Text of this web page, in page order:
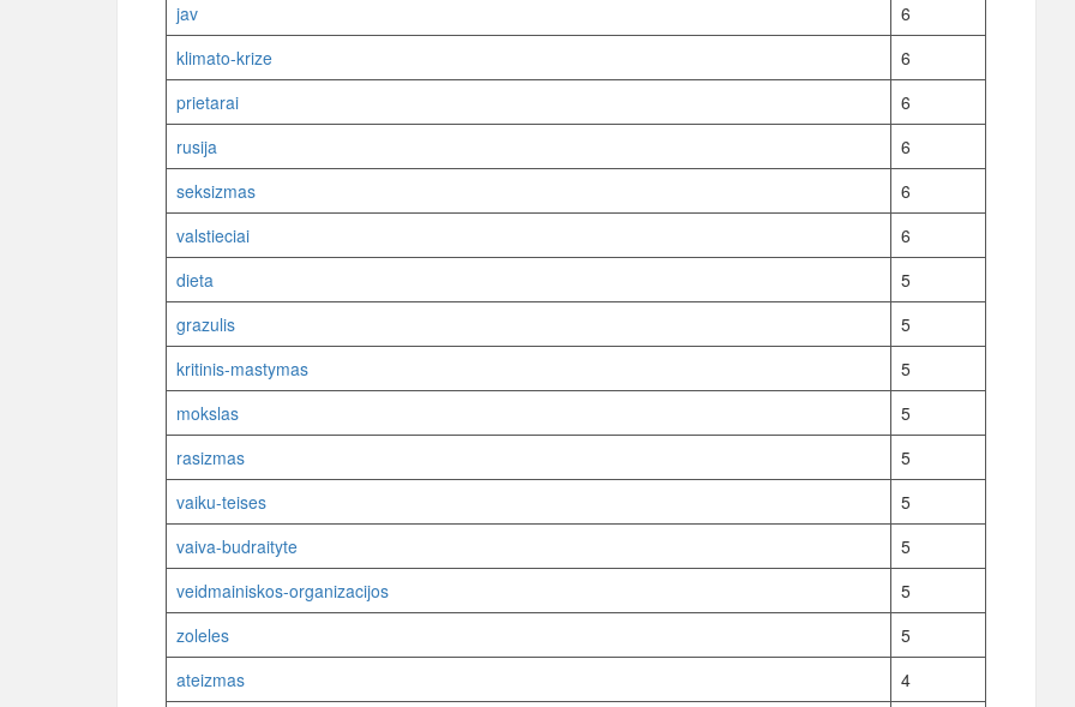
jav
6
klimato-krize
6
prietarai
6
rusija
6
seksizmas
6
valstieciai
6
dieta
5
grazulis
5
kritinis-mastymas
5
mokslas
5
rasizmas
5
vaiku-teises
5
vaiva-budraityte
5
veidmainiskos-organizacijos
5
zoleles
5
ateizmas
4